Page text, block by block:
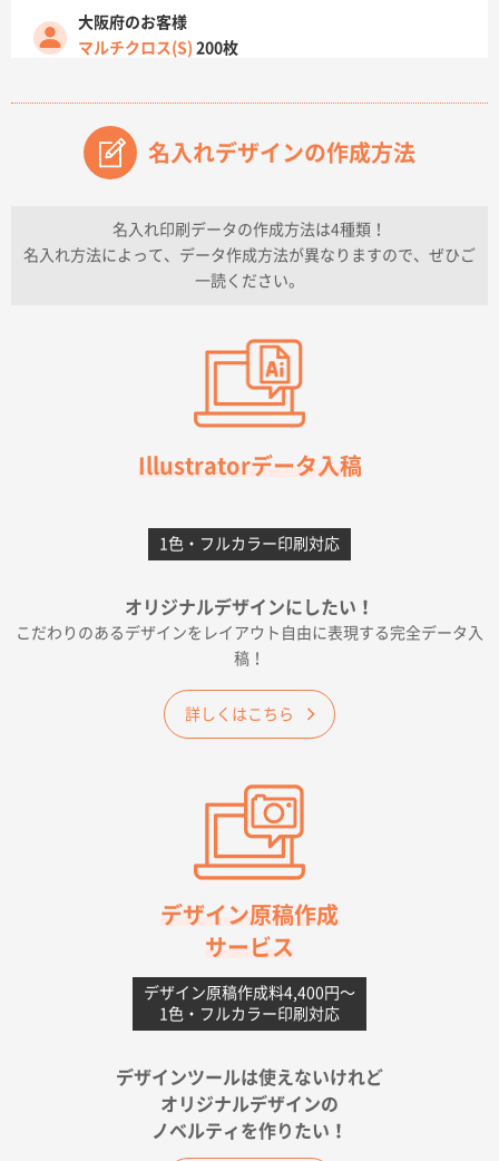
大阪府のお客様
マルチクロス(S) 200枚
原稿データ流用が可能で価格が妥当なこと
兵庫県のお客様
チケットホルダー ダブルポケット
上記のとおりです。
柳さんの対応が素晴らしかった。
フレキソレジ袋 Uバッグ 35号
5000枚
2026年06月28日 15:14
千葉県A社様
2026年06月19日 09:41
価格 大丈夫そうな会社に見えた
大阪府のお客様
A4フルカラークリアファイル1000枚
【ポリ】特別ご注文ページ1000枚
2026年06月08日 17:38
対応の速さ、丁寧さ、提案など
不織布フラットバッグ（A4縦サイズ）1000枚
2026年05月25日 15:10
が決め手です
佐賀県A社様
名入れデザインの作成方法
名入れ印刷データの作成方法は4種類！
名入れ方法によって、データ作成方法が異なりますので、ぜひご
一読ください。
Illustratorデータ入稿
1色・フルカラー印刷対応
オリジナルデザインにしたい！
こだわりのあるデザインをレイアウト自由に表現する完全データ入
稿！
詳しくはこちら
デザイン原稿作成
サービス
デザイン原稿作成料4,400円〜
1色・フルカラー印刷対応
デザインツールは使えないけれど
オリジナルデザインの
ノベルティを作りたい！